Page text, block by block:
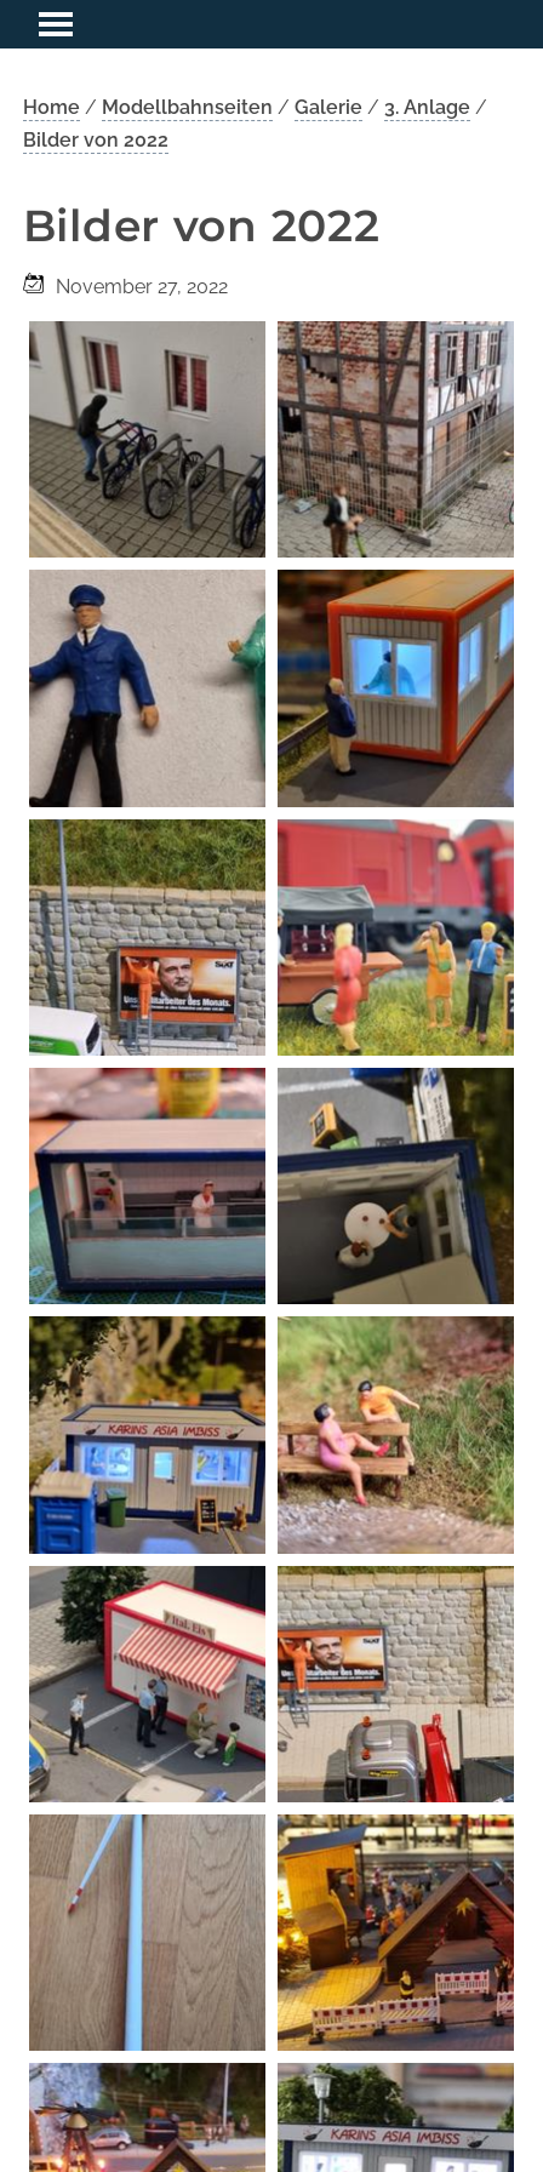
Home / Modellbahnseiten / Galerie / 3. Anlage /
Bilder von 2022
Bilder von 2022
November 27, 2022
20220105155959-00
Hilfe, Fahrraddieb!
20220106134016-00
E-Scotter und Fahrradfahrer auf
dem Gehweg? Wenn das mal
nicht kracht...
20220109212459-00
Aus einem Bahnbeamten wird
ein Corona-Tester...
20220112211159-00
Der dicke Krause braucht noch
schnell einen Test vorm
Feierabendbier...
20220115102632-00
Ziemlich spät mit der Werbung,
aber man traute sich wohl erst
nicht mit einem Europcar Sixt
Werbung anzubringen?
20220217172707-00
Kaffeepause im Park
20220125220131-00
Currywurst oder Thai-Imbiss?
20220217203045-00
Jedenfalls mit Stehtischen
20220217203903-00
Wurde dann doch ein Thai-
Imbiss ;)
20220219154919-00
20220408123220-00
Vor dem Einsatz noch schnell ein
20220919162200-00
Bobby Car Schwertransport